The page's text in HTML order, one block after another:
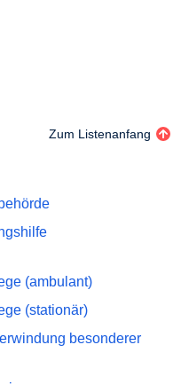
Zum Listenanfang
(ambulant)
(stationär)
besonderer